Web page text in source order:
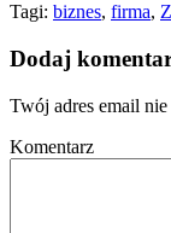
Tagi: biznes, firma,
Dodaj
Twój adres email
Komentarz